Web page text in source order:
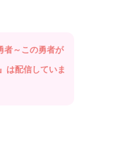
者～この勇者が
は配信していま